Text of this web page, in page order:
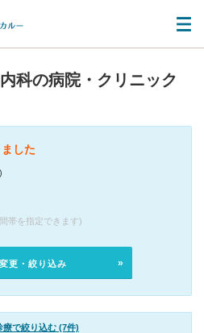
科の病院・クリニック
した
帯を指定できます)
更・絞り込み
療で絞り込む (7件)